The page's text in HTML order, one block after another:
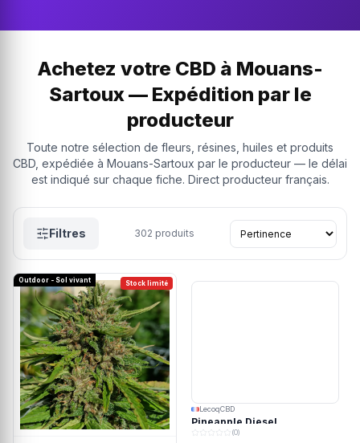
Achetez votre CBD à Mouans-
Sartoux — Expédition par le
producteur
Toute notre sélection de fleurs, résines, huiles et produits
CBD, expédiée à Mouans-Sartoux par le producteur — le délai
est indiqué sur chaque fiche. Direct producteur français.
Filtres 302 produits
Stock limité
Outdoor - Sol vivant
LecoqCBD
Pineapple Diesel
(0)